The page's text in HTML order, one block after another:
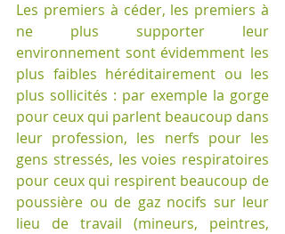
Les premiers à céder, les premiers à
ne plus supporter leur
environnement sont évidemment les
plus faibles héréditairement ou les
plus sollicités : par exemple la gorge
pour ceux qui parlent beaucoup dans
leur profession, les nerfs pour les
gens stressés, les voies respiratoires
pour ceux qui respirent beaucoup de
poussière ou de gaz nocifs sur leur
lieu de travail (mineurs, peintres,